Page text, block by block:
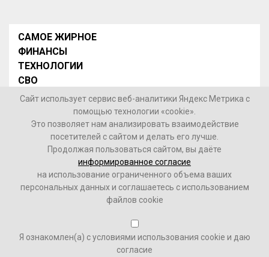
САМОЕ ЖИРНОЕ
ФИНАНСЫ
ТЕХНОЛОГИИ
СВО
НОВОСТИ В МИРЕ
НОВОСТИ РОССИИ
Контакты
© 2026 Интернет-газета «МедиаЖир» -Согласие
пользователя на обработку данных
16+
Зарегистрировано Федеральной службой по надзору в
сфере связи, информационных технологий и массовых
коммуникаций (Роскомнадзор). Реестровый номер ФС
Сайт использует сервис веб-аналитики Яндекс Метрика с
помощью технологии «cookie».
Это позволяет нам анализировать взаимодействие
посетителей с сайтом и делать его лучше.
Продолжая пользоваться сайтом, вы даёте
информированное согласие
на использование ограниченного объема ваших
персональных данных и соглашаетесь с использованием
файлов cookie
Я ознакомлен(а) с условиями использования cookie и даю
согласие